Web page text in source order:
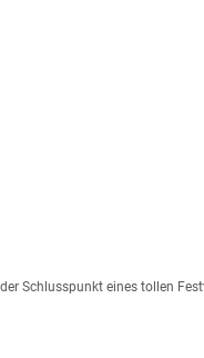
Schlusspunkt eines tollen